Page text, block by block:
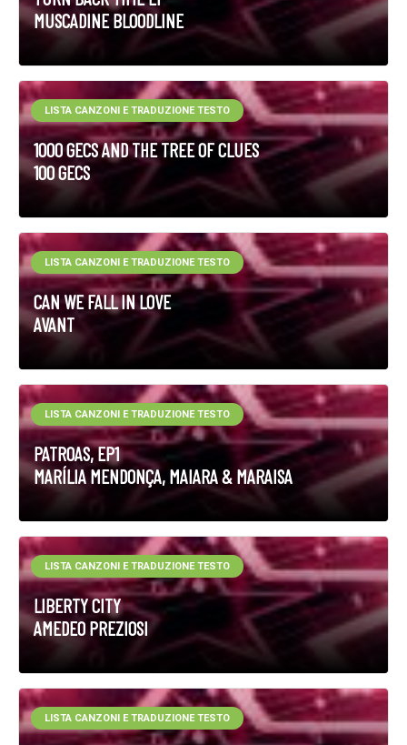
MUSCADINE BLOODLINE
1000 GECS AND THE TREE OF CLUES
100 GECS
LISTA CANZONI E TRADUZIONE TESTO
CAN WE FALL IN LOVE
AVANT
LISTA CANZONI E TRADUZIONE TESTO
PATROAS, EP1
MARÍLIA MENDONÇA, MAIARA & MARAISA
LISTA CANZONI E TRADUZIONE TESTO
LIBERTY CITY
AMEDEO PREZIOSI
LISTA CANZONI E TRADUZIONE TESTO
LISTA CANZONI E TRADUZIONE TESTO